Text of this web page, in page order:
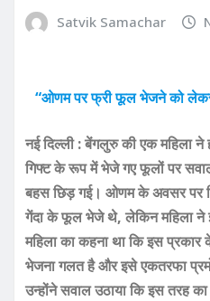
Satvik Samachar
“ओणम पर फ्री फूल भेजने को लेकर
नई दिल्ली : बेंगलुरु की एक महिला ने
गिफ्ट के रूप में भेजे गए फूलों पर
बहस छिड़ गई। ओणम के अवसर पर
गेंदा के फूल भेजे थे, लेकिन महिला ने
महिला का कहना था कि इस
भेजना गलत है और इसे एकतरफा
उन्होंने सवाल उठाया कि इस तरह